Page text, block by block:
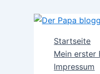
Startseite
Mein erster
Impressum